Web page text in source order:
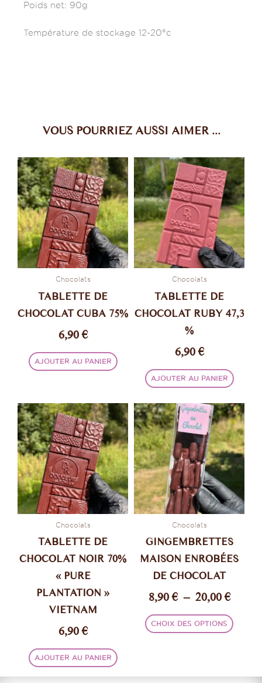
Poids net: 90g
Température de stockage 12-20°c
VOUS POURRIEZ AUSSI AIMER ...
Chocolats
TABLETTE DE
CHOCOLAT CUBA 75%
6,90€
AJOUTER AU PANIER
Chocolats
TABLETTE DE
CHOCOLAT RUBY 47,3
%
6,90€
AJOUTER AU PANIER
Chocolats
TABLETTE DE
CHOCOLAT NOIR 70%
« PURE
PLANTATION »
VIETNAM
6,90€
AJOUTER AU PANIER
Chocolats
GINGEMBRETTES
MAISON ENROBÉES
DE CHOCOLAT
8,90€ – 20,00€
Plage
de
prix :
8,90 €
à
20,00
CHOIX DES OPTIONS
Ce
a
la